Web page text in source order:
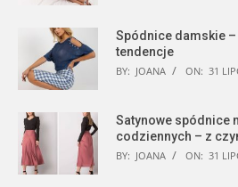
Spódnice damskie
tendencje
BY: JOANA ON: 31
Satynowe spódnice
codziennych – z
BY: JOANA ON: 31